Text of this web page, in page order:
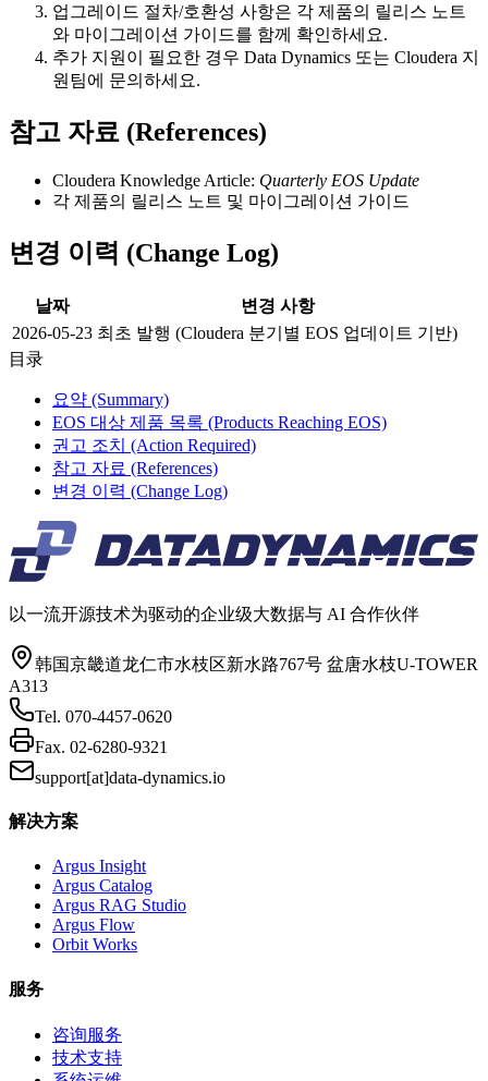
업그레이드 절차/호환성 사항은 각 제품의 릴리스 노트
와 마이그레이션 가이드를 함께 확인하세요.
추가 지원이 필요한 경우 Data Dynamics 또는 Cloudera 지
원팀에 문의하세요.
참고 자료 (References)
Cloudera Knowledge Article: Quarterly EOS Update
각 제품의 릴리스 노트 및 마이그레이션 가이드
변경 이력 (Change Log)
날짜
변경 사항
2026-05-23 최초 발행 (Cloudera 분기별 EOS 업데이트 기반)
目录
요약 (Summary)
EOS 대상 제품 목록 (Products Reaching EOS)
권고 조치 (Action Required)
참고 자료 (References)
변경 이력 (Change Log)
以一流开源技术为驱动的企业级大数据与 AI 合作伙伴
韩国京畿道龙仁市水枝区新水路767号 盆唐水枝U-TOWER
A313
Tel. 070-4457-0620
Fax. 02-6280-9321
support[at]data-dynamics.io
解决方案
Argus Insight
Argus Catalog
Argus RAG Studio
Argus Flow
Orbit Works
服务
咨询服务
技术支持